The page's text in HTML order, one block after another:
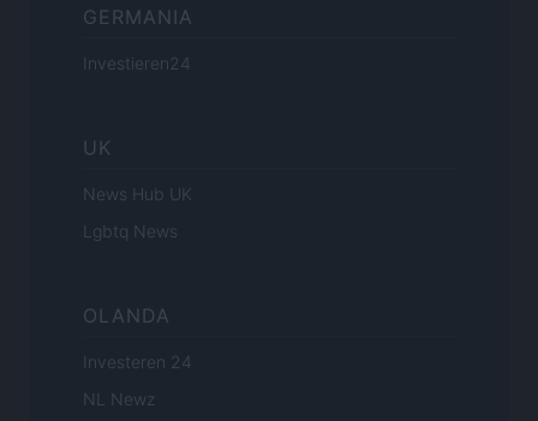
GERMANIA
Investieren24
UK
News Hub UK
Lgbtq News
OLANDA
Investeren 24
NL Newz